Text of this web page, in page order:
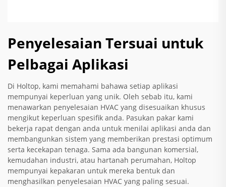
Penyelesaian Tersuai untuk
Pelbagai Aplikasi
Di Holtop, kami memahami bahawa setiap aplikasi
mempunyai keperluan yang unik. Oleh sebab itu, kami
menawarkan penyelesaian HVAC yang disesuaikan khusus
mengikut keperluan spesifik anda. Pasukan pakar kami
bekerja rapat dengan anda untuk menilai aplikasi anda dan
membangunkan sistem yang memberikan prestasi optimum
serta kecekapan tenaga. Sama ada bangunan komersial,
kemudahan industri, atau hartanah perumahan, Holtop
mempunyai kepakaran untuk mereka bentuk dan
menghasilkan penyelesaian HVAC yang paling sesuai.